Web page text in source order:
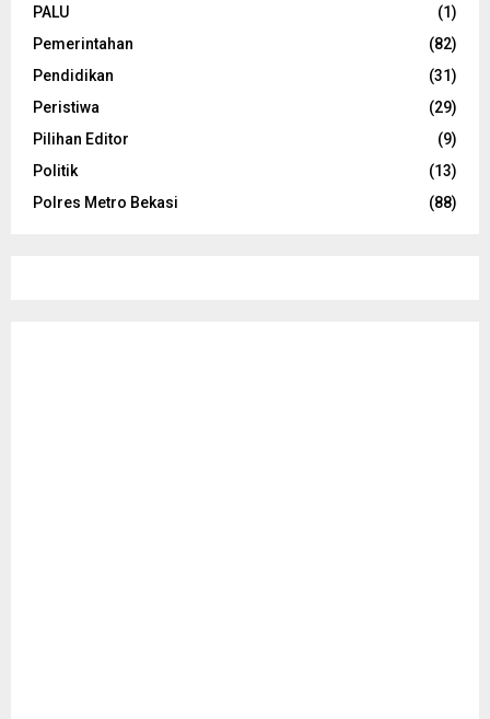
PALU
(1)
Pemerintahan
(82)
Pendidikan
(31)
Peristiwa
(29)
Pilihan Editor
(9)
Politik
(13)
Polres Metro Bekasi
(88)